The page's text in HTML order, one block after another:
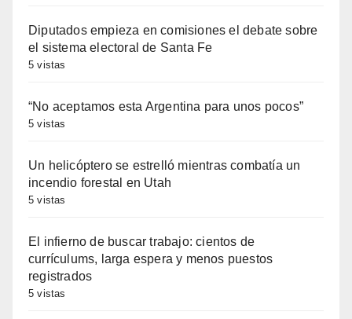
Diputados empieza en comisiones el debate sobre
el sistema electoral de Santa Fe
5 vistas
“No aceptamos esta Argentina para unos pocos”
5 vistas
Un helicóptero se estrelló mientras combatía un
incendio forestal en Utah
5 vistas
El infierno de buscar trabajo: cientos de
currículums, larga espera y menos puestos
registrados
5 vistas